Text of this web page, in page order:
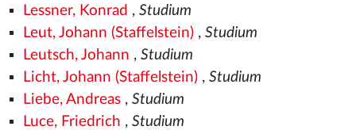
Lessner, Konrad , Studium
Leut, Johann (Staffelstein), Studium
Leutsch, Johann , Studium
Licht, Johann (Staffelstein), Studium
Liebe, Andreas, Studium
Luce, Friedrich , Studium